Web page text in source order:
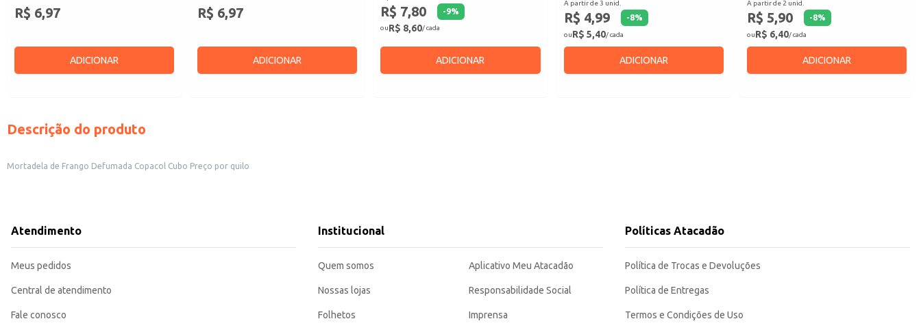
R$ 6,97
ADICIONAR
R$ 6,97
ADICIONAR
R$ 7,80 -9%
ouR$ 8,60/ cada
ADICIONAR
A partir de 3 unid.
R$ 4,99 -8%
ouR$ 5,40/ cada
ADICIONAR
A partir de 2 unid.
R$ 5,90 -8%
ouR$ 6,40/ cada
ADICIONAR
Descrição do produto
Mortadela de Frango Defumada Copacol Cubo Preço por quilo
Atendimento
Meus pedidos
Central de atendimento
Fale conosco
Institucional
Quem somos
Nossas lojas
Folhetos
Aplicativo Meu Atacadão
Responsabilidade Social
Imprensa
Políticas Atacadão
Política de Trocas e Devoluções
Política de Entregas
Termos e Condições de Uso